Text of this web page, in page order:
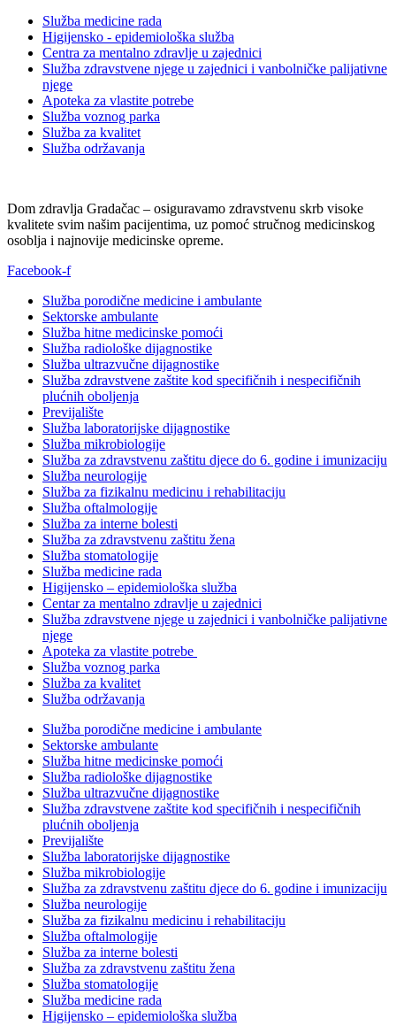
Služba medicine rada
Higijensko - epidemiološka služba
Centra za mentalno zdravlje u zajednici
Služba zdravstvene njege u zajednici i vanbolničke palijativne
njege
Apoteka za vlastite potrebe
Služba voznog parka
Služba za kvalitet
Služba održavanja
Dom zdravlja Gradačac – osiguravamo zdravstvenu skrb visoke
kvalitete svim našim pacijentima, uz pomoć stručnog medicinskog
osoblja i najnovije medicinske opreme.
Facebook-f
Služba porodične medicine i ambulante
Sektorske ambulante
Služba hitne medicinske pomoći
Služba radiološke dijagnostike
Služba ultrazvučne dijagnostike
Služba zdravstvene zaštite kod specifičnih i nespecifičnih
plućnih oboljenja
Previjalište
Služba laboratorijske dijagnostike
Služba mikrobiologije
Služba za zdravstvenu zaštitu djece do 6. godine i imunizaciju
Služba neurologije
Služba za fizikalnu medicinu i rehabilitaciju
Služba oftalmologije
Služba za interne bolesti
Služba za zdravstvenu zaštitu žena
Služba stomatologije
Služba medicine rada
Higijensko – epidemiološka služba
Centar za mentalno zdravlje u zajednici
Služba zdravstvene njege u zajednici i vanbolničke palijativne
njege
Apoteka za vlastite potrebe
Služba voznog parka
Služba za kvalitet
Služba održavanja
Služba porodične medicine i ambulante
Sektorske ambulante
Služba hitne medicinske pomoći
Služba radiološke dijagnostike
Služba ultrazvučne dijagnostike
Služba zdravstvene zaštite kod specifičnih i nespecifičnih
plućnih oboljenja
Previjalište
Služba laboratorijske dijagnostike
Služba mikrobiologije
Služba za zdravstvenu zaštitu djece do 6. godine i imunizaciju
Služba neurologije
Služba za fizikalnu medicinu i rehabilitaciju
Služba oftalmologije
Služba za interne bolesti
Služba za zdravstvenu zaštitu žena
Služba stomatologije
Služba medicine rada
Higijensko – epidemiološka služba